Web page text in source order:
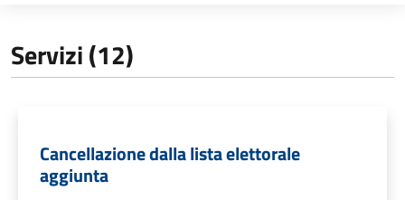
Servizi (12)
Cancellazione dalla lista elettorale
aggiunta